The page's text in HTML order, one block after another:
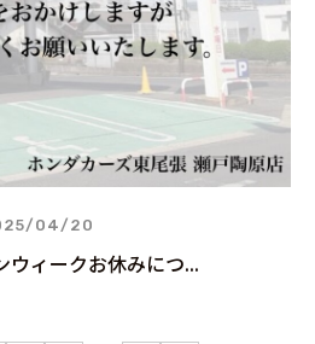
04/20
ウィークお休みにつ...